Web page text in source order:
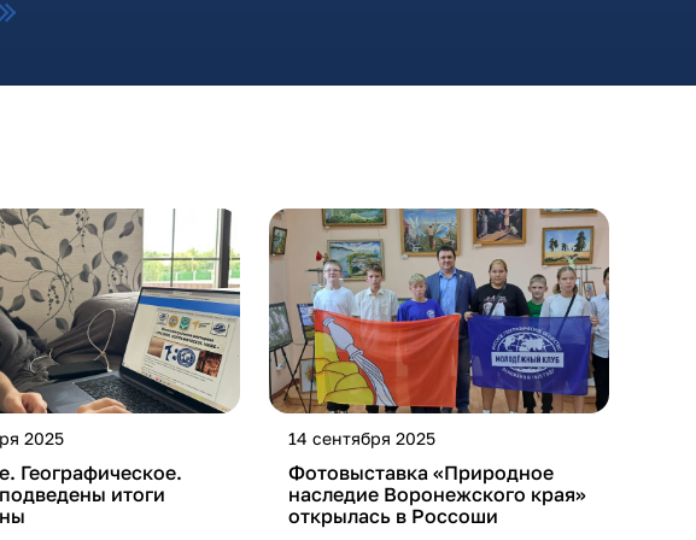
2025
Географическое.
итоги
14 сентября 2025
Фотовыставка «Природное
наследие Воронежского края»
открылась в Россоши